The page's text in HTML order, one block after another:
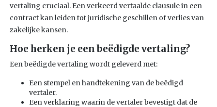
vertaling cruciaal. Een verkeerd vertaalde clausule in een
contract kan leiden tot juridische geschillen of verlies van
zakelijke kansen.
Hoe herken je een beëdigde vertaling?
Een beëdigde vertaling wordt geleverd met:
Een stempel en handtekening van de beëdigd
vertaler.
Een verklaring waarin de vertaler bevestigt dat de